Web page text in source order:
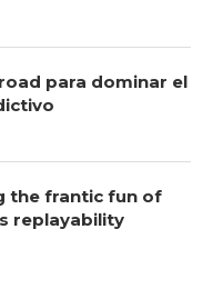
para dominar el
the frantic fun of
replayability